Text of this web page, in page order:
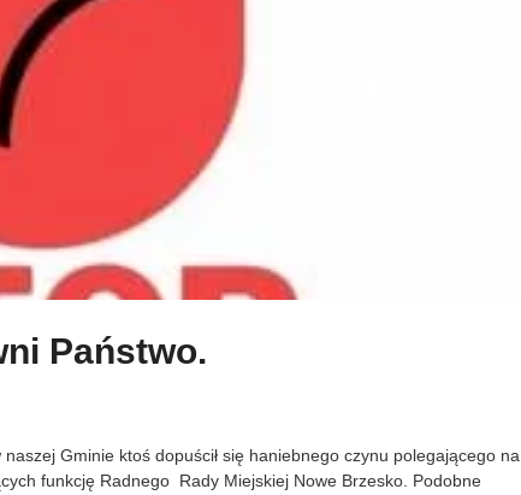
Państwo.
Gminie ktoś dopuścił się haniebnego czynu polegającego na
funkcję Radnego Rady Miejskiej Nowe Brzesko. Podobne